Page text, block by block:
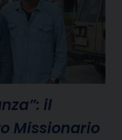
il
Missionario